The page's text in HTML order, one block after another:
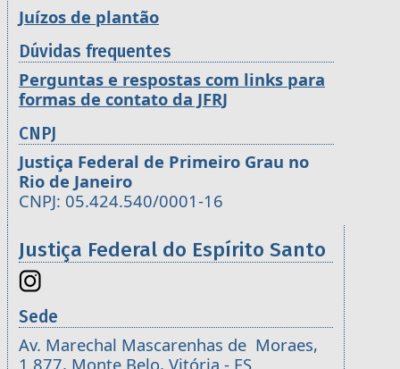
Juízos de plantão
Dúvidas frequentes
Perguntas e respostas com links para
formas de contato da JFRJ
CNPJ
Justiça Federal de Primeiro Grau no
Rio de Janeiro
CNPJ: 05.424.540/0001-16
Justiça Federal do Espírito Santo
Sede
Av. Marechal Mascarenhas de Moraes,
1.877, Monte Belo, Vitória - ES